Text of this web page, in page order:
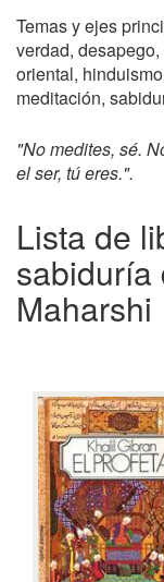
Temas y ejes
verdad,
oriental,
meditación,
"No medites, sé.
el ser, tú eres.".
Lista de
sabiduría
Maharshi